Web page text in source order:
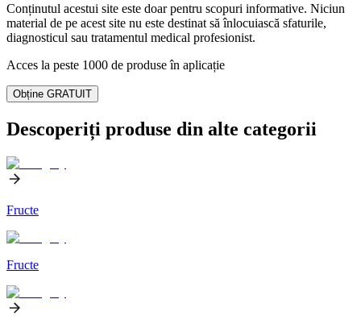
Conținutul acestui site este doar pentru scopuri informative. Niciun
material de pe acest site nu este destinat să înlocuiască sfaturile,
diagnosticul sau tratamentul medical profesionist.
Acces la peste 1000 de produse în aplicație
Obține GRATUIT
Descoperiți produse din alte categorii
Fructe
Fructe